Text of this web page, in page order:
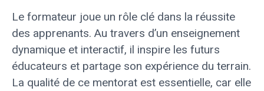
Le formateur joue un rôle clé dans la réussite
des apprenants. Au travers d’un enseignement
dynamique et interactif, il inspire les futurs
éducateurs et partage son expérience du terrain.
La qualité de ce mentorat est essentielle, car elle